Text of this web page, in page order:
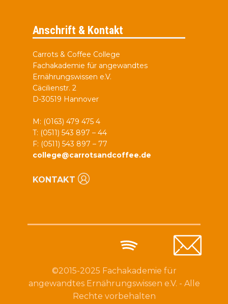
Anschrift & Kontakt
Carrots & Coffee College
Fachakademie für angewandtes
Ernährungswissen e.V.
Cäcilienstr. 2
D-30519 Hannover
M: (0163) 479 475 4
T: (0511) 543 897 – 44
F: (0511) 543 897 – 77
college@carrotsandcoffee.de
KONTAKT
©2015-2025 Fachakademie für
angewandtes Ernährungswissen e.V. - Alle
Rechte vorbehalten